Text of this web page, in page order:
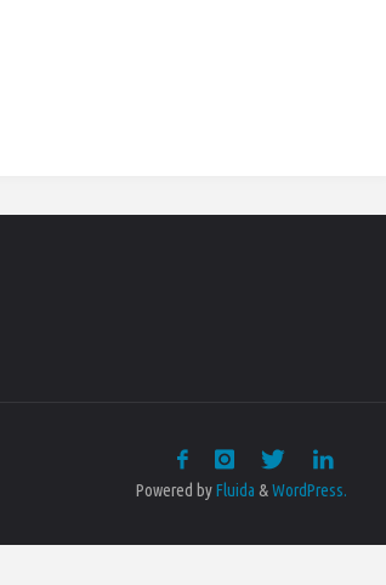
Powered byFluida &WordPress.